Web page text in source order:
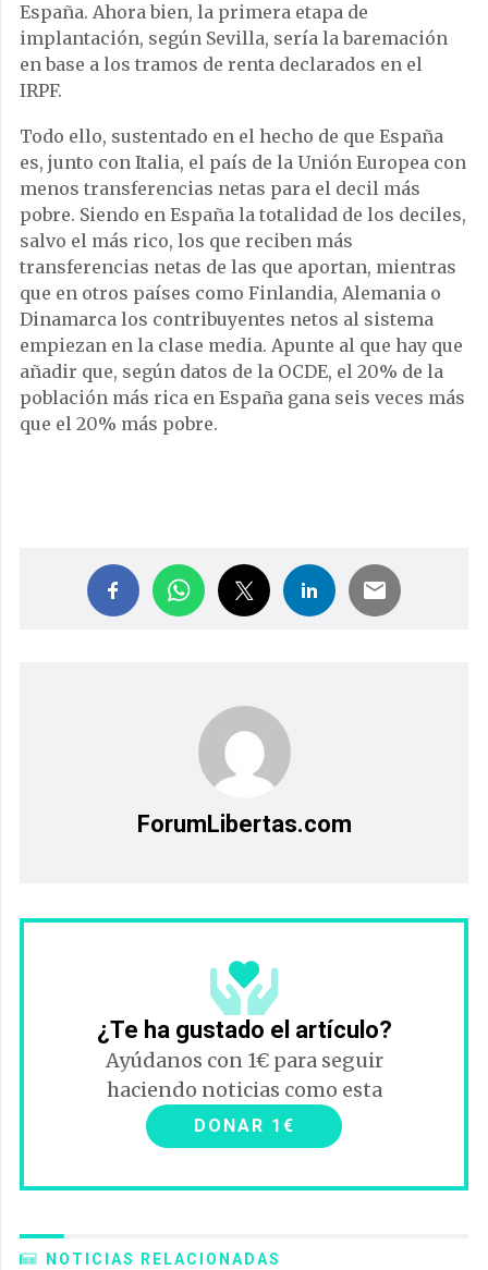
España. Ahora bien, la primera etapa de
implantación, según Sevilla, sería la baremación
en base a los tramos de renta declarados en el
IRPF.
Todo ello, sustentado en el hecho de que España
es, junto con Italia, el país de la Unión Europea con
menos transferencias netas para el decil más
pobre. Siendo en España la totalidad de los deciles,
salvo el más rico, los que reciben más
transferencias netas de las que aportan, mientras
que en otros países como Finlandia, Alemania o
Dinamarca los contribuyentes netos al sistema
empiezan en la clase media. Apunte al que hay que
añadir que, según datos de la OCDE, el 20% de la
población más rica en España gana seis veces más
que el 20% más pobre.
ForumLibertas.com
¿Te ha gustado el artículo?
Ayúdanos con 1€ para seguir
haciendo noticias como esta
DONAR 1€
NOTICIAS RELACIONADAS